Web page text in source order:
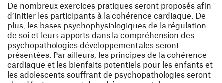
De nombreux exercices pratiques seront proposés afin
d’initier les participants à la cohérence cardiaque. De
plus, les bases psychophysiologiques de la régulation
de soi et leurs apports dans la compréhension des
psychopathologies développementales seront
présentées. Par ailleurs, les principes de la cohérence
cardiaque et les bienfaits potentiels pour les enfants et
les adolescents souffrant de psychopathologies seront